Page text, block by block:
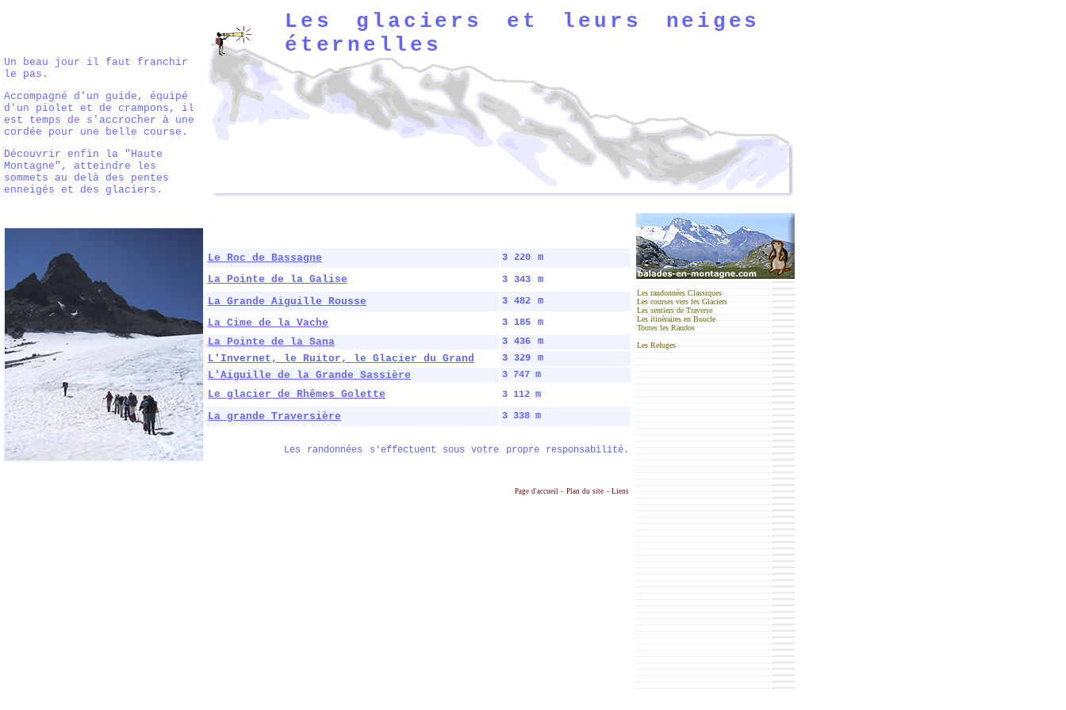
Un beau jour il faut franchir
le pas.
Accompagné d'un guide, équipé
d'un piolet et de crampons, il
est temps de s'accrocher à une
cordée pour une belle course.
Découvrir enfin la "Haute
Montagne", atteindre les
sommets au delà des pentes
enneigés et des glaciers.
Les glaciers et leurs neiges
éternelles
Les randonnées Classiques
Les courses vers les Glaciers
Les sentiers de Traverse
Les itinéraires en Boucle
Toutes les Randos
Les Refuges
Le Roc de Bassagne 3 220 m
La Pointe de la Galise 3 343 m
La Grande Aiguille Rousse 3 482 m
La Cime de la Vache 3 185 m
La Pointe de la Sana 3 436 m
L'Invernet, le Ruitor, le Glacier du Grand 3 329 m
L'Aiguille de la Grande Sassière 3 747 m
Le glacier de Rhêmes Golette 3 112 m
La grande Traversière 3 338 m
Les randonnées s'effectuent sous votre propre responsabilité.
Page d'accueil- Plan du site - Liens